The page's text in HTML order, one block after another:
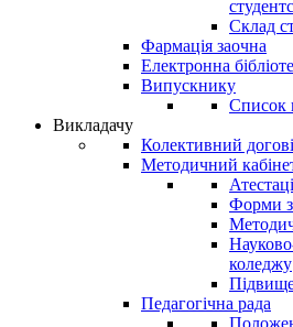
Склад
Фармація заочна
Електронна
Випускнику
Список
Викладачу
Колективний
Методичний
Форми
коледжу
Педагогічна рада